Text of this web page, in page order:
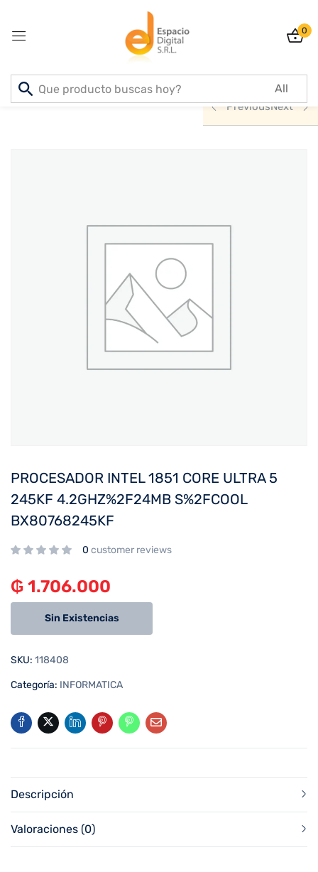
0
Inicio PRODUCTOS
INFORMATICA
PreviousNext
PROCESADOR INTEL 1851 CORE ULTRA 5
245KF 4.2GHZ%2F24MB S%2FCOOL
BX80768245KF
0 customer reviews
₲ 1.706.000
Sin Existencias
SKU: 118408
Categoría: INFORMATICA
Descripción
Valoraciones (0)
Sign in
Create an account